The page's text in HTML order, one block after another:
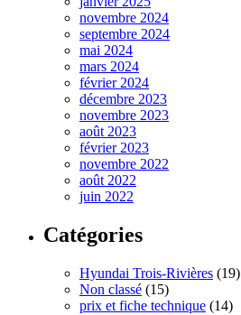
novembre 2024
septembre 2024
mai 2024
mars 2024
février 2024
décembre 2023
novembre 2023
août 2023
février 2023
novembre 2022
août 2022
juin 2022
Catégories
Hyundai Trois-Rivières (19)
Non classé (15)
prix et fiche technique (14)